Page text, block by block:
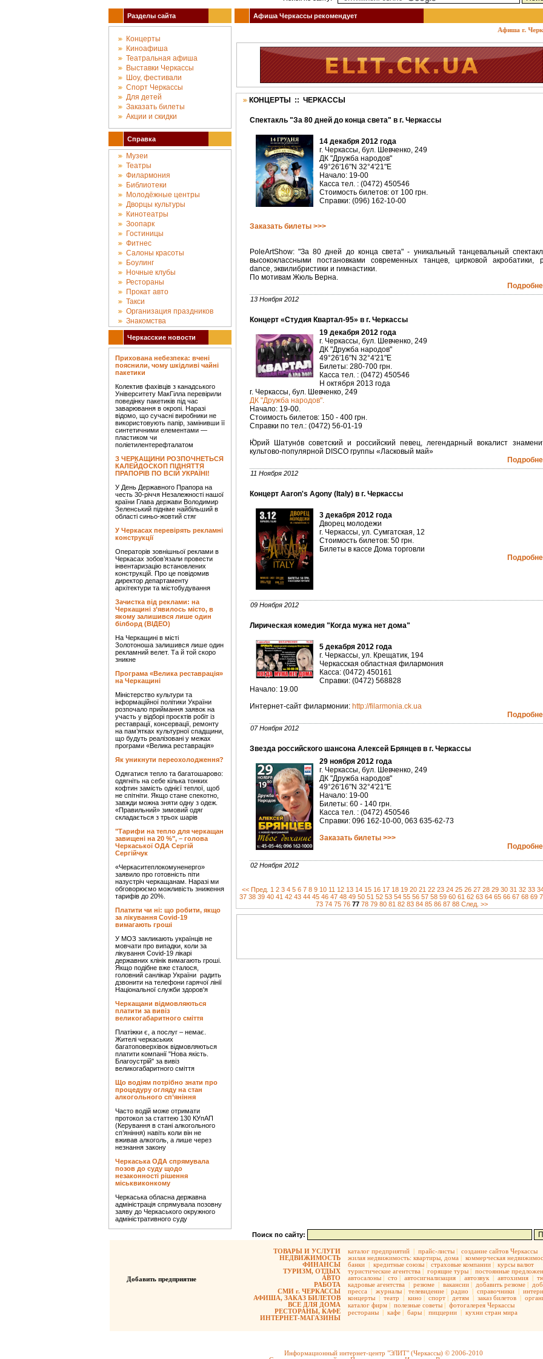
Разделы сайта
Концерты
Киноафиша
Театральная афиша
Выставки Черкассы
Шоу, фестивали
Спорт Черкассы
Для детей
Заказать билеты
Акции и скидки
Справка
Музеи
Театры
Филармония
Библиотеки
Молодёжные центры
Дворцы культуры
Кинотеатры
Зоопарк
Гостиницы
Фитнес
Салоны красоты
Боулинг
Ночные клубы
Рестораны
Прокат авто
Такси
Организация праздников
Знакомства
Черкасские новости
Прихована небезпека: вчені
пояснили, чому шкідливі чайні
пакетики
Колектив фахівців з канадського
Університету МакГілла перевірили
поведінку пакетиків під час
заварювання в окропі. Наразі
відомо, що сучасні виробники не
використовують папір, замінивши її
синтетичними елементами —
пластиком чи
поліетилентерефталатом
З ЧЕРКАЩИНИ РОЗПОЧНЕТЬСЯ
КАЛЕЙДОСКОП ПІДНЯТТЯ
ПРАПОРІВ ПО ВСІЙ УКРАЇНІ!
У День Державного Прапора на
честь 30-річчя Незалежності нашої
країни Глава держави Володимир
Зеленський підніме найбільший в
області синьо-жовтий стяг
У Черкасах перевірять рекламні
конструкції
Операторів зовнішньої реклами в
Черкасах зобов’язали провести
інвентаризацію встановлених
конструкцій. Про це повідомив
директор департаменту
архітектури та містобудування
Зачистка від реклами: на
Черкащині з’явилось місто, в
якому залишився лише один
білборд (ВІДЕО)
На Черкащині в місті
Золотоноша залишився лише один
рекламний велет. Та й той скоро
зникне
Програма «Велика реставрація»
на Черкащині
Міністерство культури та
інформаційної політики України
розпочало приймання заявок на
участь у відборі проєктів робіт із
реставрації, консервації, ремонту
на пам’ятках культурної спадщини,
що будуть реалізовані у межах
програми «Велика реставрація»
Як уникнути переохолодження?
Одягатися тепло та багатошарово:
одягніть на себе кілька тонких
кофтин замість однієї теплої, щоб
не спітніти. Якщо стане спекотно,
завжди можна зняти одну з одеж.
«Правильний» зимовий одяг
складається з трьох шарів
"Тарифи на тепло для черкащан
завищені на 20 %", – голова
Черкаської ОДА Сергій
Сергійчук
«Черкаситеплокомуненерго»
заявило про готовність піти
назустріч черкащанам. Наразі ми
обговорюємо можливість зниження
тарифів до 20%.
Платити чи ні: що робити, якщо
за лікування Covid-19
вимагають гроші
У МОЗ закликають українців не
мовчати про випадки, коли за
лікування Covid-19 лікарі
державних клінік вимагають гроші.
Якщо подібне вже сталося,
головний санлікар України радить
дзвонити на телефони гарячої лінії
Національної служби здоров'я
Черкащани відмовляються
платити за вивіз
великогабаритного сміття
Платіжки є, а послуг – немає.
Жителі черкаських
багатоповерхівок відмовляються
платити компанії "Нова якість.
Благоустрій" за вивіз
великогабаритного сміття
Що водіям потрібно знати про
процедуру огляду на стан
алкогольного сп’яніння
Часто водій може отримати
протокол за статтею 130 КУпАП
(Керування в стані алкогольного
сп’яніння) навіть коли він не
вживав алкоголь, а лише через
незнання закону
Черкаська ОДА спрямувала
позов до суду щодо
незаконності рішення
міськвиконкому
Черкаська обласна державна
адміністрація спрямувала позовну
заяву до Черкаського окружного
адміністративного суду
Афиша Черкассы рекомендует
Афиша г.
КОНЦЕРТЫ :: ЧЕРКАССЫ
Спектакль "За 80 дней до конца света" в г. Черкассы
14 декабря 2012 года
г. Черкассы, бул. Шевченко, 249
ДК "Дружба народов"
49°26'16"N 32°4'21"E
Начало: 19-00
Касса тел. : (0472) 450546
Стоимость билетов: от 100 грн.
Справки: (096) 162-10-00
Заказать билеты >>>
PoleArtShow: "За 80 дней до конца света" - уникальный танцевальный
высококлассными постановками современных танцев, цирковой акробатики,
dance, эквилибристики и гимнастики.
По мотивам Жюль Верна.
13 Ноября 2012
Концерт «Студия Квартал-95» в г. Черкассы
19 декабря 2012 года
г. Черкассы, бул. Шевченко, 249
ДК "Дружба народов"
49°26'16"N 32°4'21"E
Билеты: 280-700 грн.
Касса тел. : (0472) 450546
Н октября 2013 года
г. Черкассы, бул. Шевченко, 249
ДК "Дружба народов".
Начало: 19-00.
Стоимость билетов: 150 - 400 грн.
Справки по тел.: (0472) 56-01-19
Ю́рий Шатуно́в советский и российский певец, легендарный вокалист
культово-популярной DISCO группы «Ласковый май»
11 Ноября 2012
Концерт Aaron's Agony (Italy) в г. Черкассы
3 декабря 2012 года
Дворец молодежи
г. Черкассы, ул. Сумгатская, 12
Стоимость билетов: 50 грн.
Билеты в кассе Дома торговли
09 Ноября 2012
Лирическая комедия "Когда мужа нет дома"
5 декабря 2012 года
г. Черкассы, ул. Крещатик, 194
Черкасская областная филармония
Касса: (0472) 450161
Справки: (0472) 568828
Начало: 19.00
Интернет-сайт филармонии: http://filarmonia.ck.ua
07 Ноября 2012
Звезда российского шансона Алексей Брянцев в г. Черкассы
29 ноября 2012 года
г. Черкассы, бул. Шевченко, 249
ДК "Дружба народов"
49°26'16"N 32°4'21"E
Начало: 19-00
Билеты: 60 - 140 грн.
Касса тел. : (0472) 450546
Справки: 096 162-10-00, 063 635-62-73
Заказать билеты >>>
02 Ноября 2012
<< Пред. 1 2 3 4 5 6 7 8 9 10 11 12 13 14 15 16 17 18 19 20 21 22 23 24 25 26 27 28 29 30 31 32 33
37 38 39 40 41 42 43 44 45 46 47 48 49 50 51 52 53 54 55 56 57 58 59 60 61 62 63 64 65 66 67 68 69
73 74 75 76 77 78 79 80 81 82 83 84 85 86 87 88 След. >>
Поиск по сайту:
Добавить предприятие
ТОВАРЫ И УСЛУГИ
НЕДВИЖИМОСТЬ
ФИНАНСЫ
ТУРИЗМ, ОТДЫХ
АВТО
РАБОТА
СМИ г. ЧЕРКАССЫ
АФИША, ЗАКАЗ БИЛЕТОВ
ВСЕ ДЛЯ ДОМА
РЕСТОРАНЫ, КАФЕ
ИНТЕРНЕТ-МАГАЗИНЫ
каталог предприятий | прайс-листы | создание сайтов Черкассы
жилая недвижимость: квартиры, дома | коммерческая
банки | кредитные союзы | страховые компании | курсы валют
туристические агентства | горящие туры | постоянные
автосалоны | сто | автосигнализация | автозвук | автохимия |
кадровые агентства | резюме | вакансии | добавить резюме |
пресса | журналы | телевидение | радио | справочники |
концерты | театр | кино | спорт | детям | заказ билетов |
каталог фирм | полезные советы | фотогалерея Черкассы
рестораны | кафе | бары | пиццерии | кухни стран мира
Информационный интернет-центр "ЭЛИТ" (Черкассы) © 2006-2010